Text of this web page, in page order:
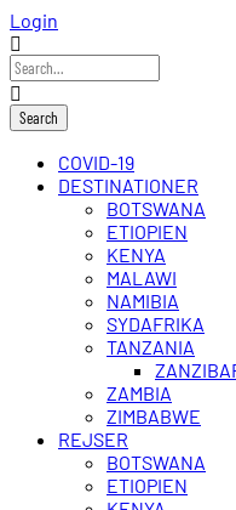
Login
COVID-19
DESTINATIONER
BOTSWANA
ETIOPIEN
KENYA
MALAWI
NAMIBIA
SYDAFRIKA
TANZANIA
ZAMBIA
ZIMBABWE
REJSER
BOTSWANA
ETIOPIEN